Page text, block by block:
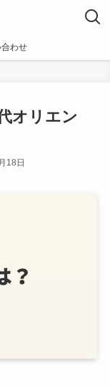
わせ
オリエン
18日